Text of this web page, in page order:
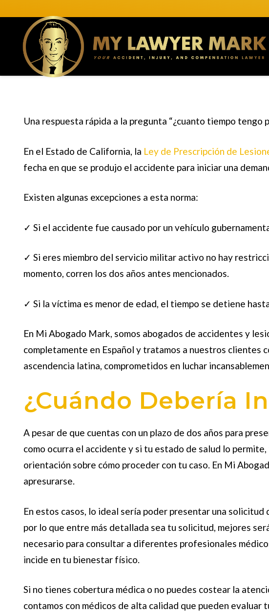
Una respuesta rápida a la pregunta “¿cuanto tiempo tengo
En el Estado de California, la Ley de Prescripción de
fecha en que se produjo el accidente para iniciar una
Existen algunas excepciones a esta norma:
✓ Si el accidente fue causado por un vehículo
✓ Si eres miembro del servicio militar activo no hay
momento, corren los dos años antes mencionados.
✓ Si la víctima es menor de edad, el tiempo se detiene
En Mi Abogado Mark, somos abogados de accidentes y
completamente en Español y tratamos a nuestros clientes
ascendencia latina, comprometidos en luchar
¿Cuándo Debería
A pesar de que cuentas con un plazo de dos años para
como ocurra el accidente y si tu estado de salud lo
orientación sobre cómo proceder con tu caso. En Mi
apresurarse.
En estos casos, lo ideal sería poder presentar una
por lo que entre más detallada sea tu solicitud, mejores
necesario para consultar a diferentes profesionales
incide en tu bienestar físico.
Si no tienes cobertura médica o no puedes costear la
contamos con médicos de alta calidad que pueden